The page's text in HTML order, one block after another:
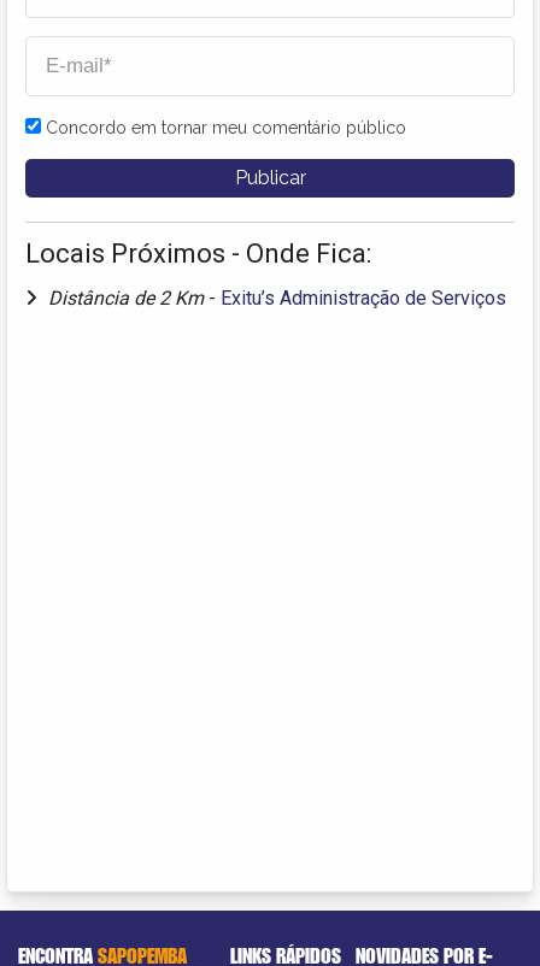
Concordo em tornar meu comentário público
Locais Próximos - Onde Fica:
Distância de 2 Km - Exitu’s Administração de Serviços
ENCONTRASAPOPEMBA LINKS RÁPIDOS NOVIDADES POR E-